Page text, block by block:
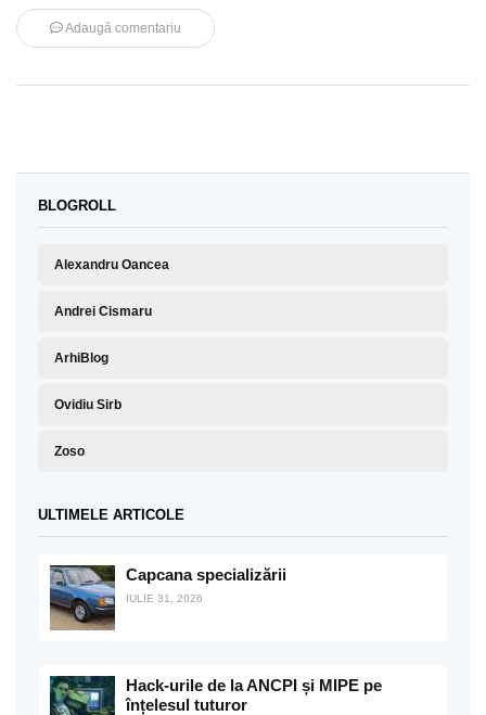
Adaugă comentariu
BLOGROLL
Alexandru Oancea
Andrei Cismaru
ArhiBlog
Ovidiu Sirb
Zoso
ULTIMELE ARTICOLE
Capcana specializării
IULIE 31, 2026
Hack-urile de la ANCPI și MIPE pe
înțelesul tuturor